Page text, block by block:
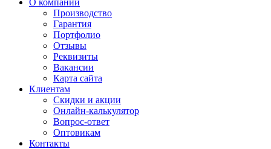
О компании
Производство
Гарантия
Портфолио
Отзывы
Реквизиты
Вакансии
Карта сайта
Клиентам
Скидки и акции
Онлайн-калькулятор
Вопрос-ответ
Оптовикам
Контакты